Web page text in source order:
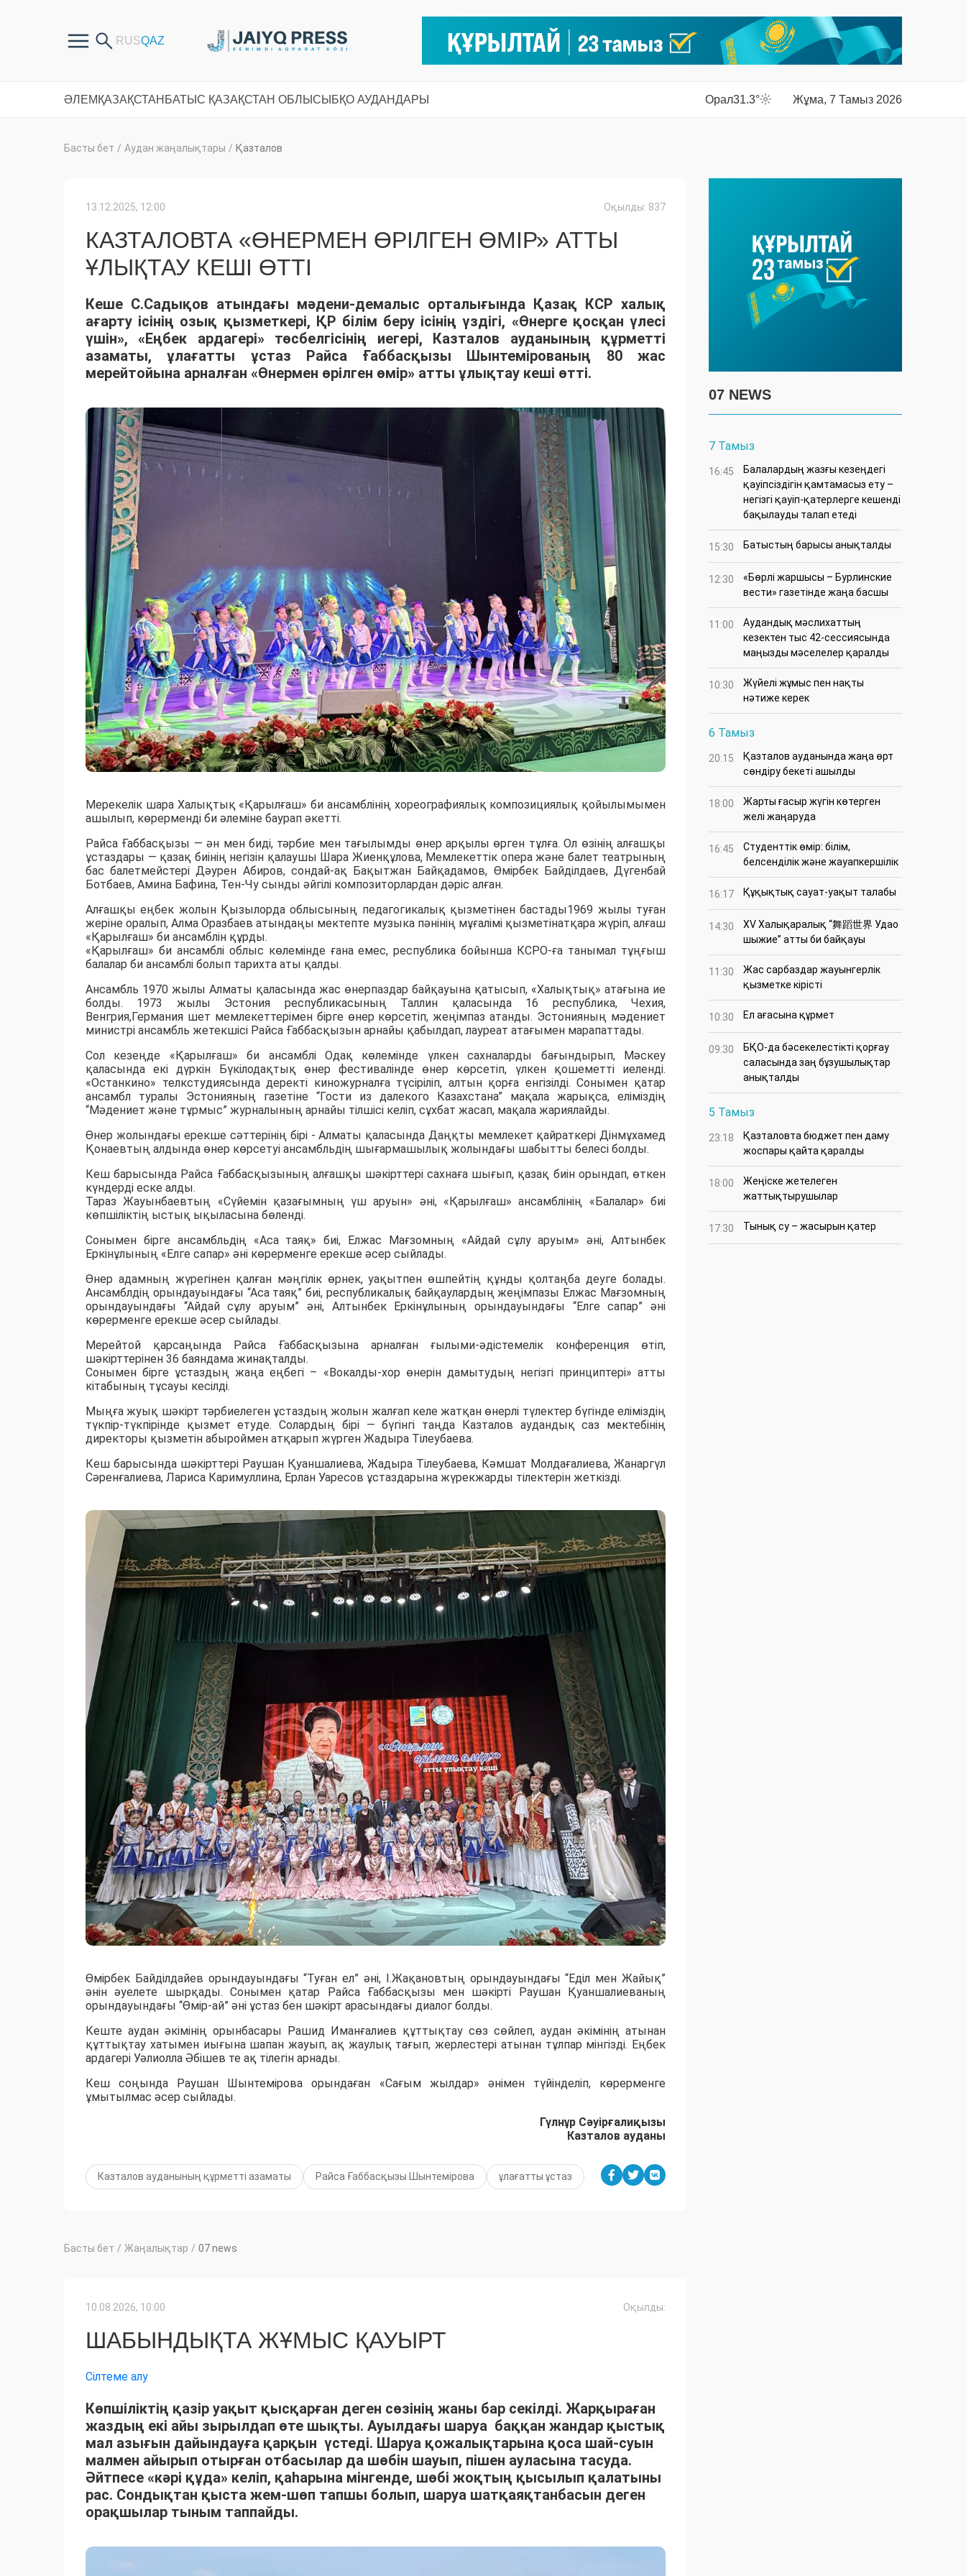
ӘЛЕМ ҚАЗАҚСТАН БАТЫС ҚАЗАҚСТАН ОБЛЫСЫ БҚО АУДАНДАРЫ Орал31.3° Жұма, 7 Тамыз 2026
Басты бет / Аудан жаңалықтары / Қазталов
13.12.2025, 12:00 Оқылды: 837
КАЗТАЛОВТА «ӨНЕРМЕН ӨРІЛГЕН ӨМІР» АТТЫ
ҰЛЫҚТАУ КЕШІ ӨТТІ
Кеше С.Садықов атындағы мәдени-демалыс орталығында Қазақ КСР халық
ағарту ісінің озық қызметкері, ҚР білім беру ісінің үздігі, «Өнерге қосқан үлесі
үшін», «Еңбек ардагері» төсбелгісінің иегері, Казталов ауданының құрметті
азаматы, ұлағатты ұстаз Райса Ғаббасқызы Шынтемірованың 80 жас
мерейтойына арналған «Өнермен өрілген өмір» атты ұлықтау кеші өтті.
Мерекелік шара Халықтық «Қарылғаш» би ансамблінің хореографиялық композициялық қойылымымен
ашылып, көрерменді би әлеміне баурап әкетті.
Райса Ғаббасқызы — ән мен биді, тәрбие мен тағылымды өнер арқылы өрген тұлға. Ол өзінің алғашқы
ұстаздары — қазақ биінің негізін қалаушы Шара Жиенқұлова, Мемлекеттік опера және балет театрының
бас балетмейстері Дәурен Абиров, сондай-ақ Бақытжан Байқадамов, Өмірбек Байділдаев, Дүгенбай
Ботбаев, Амина Бафина, Тен-Чу сынды әйгілі композиторлардан дәріс алған.
Алғашқы еңбек жолын Қызылорда облысының педагогикалық қызметінен бастады1969 жылы туған
жеріне оралып, Алма Оразбаев атындаңы мектепте музыка пәнінің мұғалімі қызметінатқара жүріп, алғаш
«Қарылғаш» би ансамблін құрды.
«Қарылғаш» би ансамблі облыс көлемінде ғана емес, республика бойынша КСРО-ға танымал тұңғыш
балалар би ансамблі болып тарихта аты қалды.
Ансамбль 1970 жылы Алматы қаласында жас өнерпаздар байқауына қатысып, «Халықтық» атағына ие
болды. 1973 жылы Эстония республикасының Таллин қаласында 16 республика, Чехия,
Венгрия,Германия шет мемлекеттерімен бірге өнер көрсетіп, жеңімпаз атанды. Эстонияның мәдениет
министрі ансамбль жетекшісі Райса Ғаббасқызын арнайы қабылдап, лауреат атағымен марапаттады.
Сол кезеңде «Қарылғаш» би ансамблі Одақ көлемінде үлкен сахналарды бағындырып, Мәскеу
қаласында екі дүркін Бүкілодақтық өнер фестивалінде өнер көрсетіп, үлкен қошеметті иеленді.
«Останкино» телкстудиясында деректі киножурналға түсіріліп, алтын қорға енгізілді. Сонымен қатар
ансамбл туралы Эстонияның газетіне “Гости из далекого Казахстана” мақала жарықса, еліміздің
“Мәдениет және тұрмыс” журналының арнайы тілшісі келіп, сұхбат жасап, мақала жариялайды.
Өнер жолындағы ерекше сәттерінің бірі - Алматы қаласында Даңқты мемлекет қайраткері Дінмұхамед
Қонаевтың алдында өнер көрсетуі ансамбльдің шығармашылық жолындағы шабытты белесі болды.
Кеш барысында Райса Ғаббасқызының алғашқы шәкірттері сахнаға шығып, қазақ биін орындап, өткен
күндерді еске алды.
Тараз Жауынбаевтың «Сүйемін қазағымның үш аруын» әні, «Қарылғаш» ансамблінің «Балалар» биі
көпшіліктің ыстық ықыласына бөленді.
Сонымен бірге ансамбльдің «Аса таяқ» биі, Елжас Мағзомның «Айдай сұлу аруым» әні, Алтынбек
Еркінұлының «Елге сапар» әні көрерменге ерекше әсер сыйлады.
Өнер адамның жүрегінен қалған мәңгілік өрнек, уақытпен өшпейтің құнды қолтаңба деуге болады.
Ансамблдің орындауындағы “Аса таяқ” биі, республикалық байқаулардың жеңімпазы Елжас Мағзомның
орындауындағы “Айдай сұлу аруым” әні, Алтынбек Еркінұлының орындауындағы “Елге сапар” әні
көрерменге ерекше әсер сыйлады.
Мерейтой қарсаңында Райса Ғаббасқызына арналған ғылыми-әдістемелік конференция өтіп,
шәкірттерінен 36 баяндама жинақталды.
Сонымен бірге ұстаздың жаңа еңбегі – «Вокалды-хор өнерін дамытудың негізгі принциптері» атты
кітабының тұсауы кесілді.
Мыңға жуық шәкірт тәрбиелеген ұстаздың жолын жалғап келе жатқан өнерлі түлектер бүгінде еліміздің
түкпір-түкпірінде қызмет етуде. Солардың бірі — бүгінгі таңда Казталов аудандық саз мектебінің
директоры қызметін абыроймен атқарып жүрген Жадыра Тілеубаева.
Кеш барысында шәкірттері Раушан Қуаншалиева, Жадыра Тілеубаева, Кәмшат Молдағалиева, Жанаргүл
Сәренғалиева, Лариса Каримуллина, Ерлан Уаресов ұстаздарына жүрекжарды тілектерін жеткізді.
Өмірбек Байділдайев орындауындағы “Туған ел” әні, І.Жақановтың орындауындағы “Еділ мен Жайық”
әнін әуелете шырқады. Сонымен қатар Райса Ғаббасқызы мен шәкірті Раушан Қуаншалиеваның
орындауындағы “Өмір-ай” әні ұстаз бен шәкірт арасындағы диалог болды.
Кеште аудан әкімінің орынбасары Рашид Иманғалиев құттықтау сөз сөйлеп, аудан әкімінің атынан
құттықтау хатымен иығына шапан жауып, ақ жаулық тағып, жерлестері атынан тұлпар мінгізді. Еңбек
ардагері Уәлиолла Әбішев те ақ тілегін арнады.
Кеш соңында Раушан Шынтемірова орындаған «Сағым жылдар» әнімен түйінделіп, көрерменге
ұмытылмас әсер сыйлады.
Гүлнұр Сәуірғалиқызы
Казталов ауданы
Казталов ауданының құрметті азаматы Райса Ғаббасқызы Шынтемірова ұлағатты ұстаз
Басты бет / Жаңалықтар / 07 news
10.08.2026, 10:00 Оқылды:
ШАБЫНДЫҚТА ЖҰМЫС ҚАУЫРТ
Сілтеме алу
Көпшіліктің қазір уақыт қысқарған деген сөзінің жаны бар секілді. Жарқыраған
жаздың екі айы зырылдап өте шықты. Ауылдағы шаруа баққан жандар қыстық
мал азығын дайындауға қарқын үстеді. Шаруа қожалықтарына қоса шай-суын
малмен айырып отырған отбасылар да шөбін шауып, пішен ауласына тасуда.
Әйтпесе «кәрі құда» келіп, қаһарына мінгенде, шөбі жоқтың қысылып қалатыны
рас. Сондықтан қыста жем-шөп тапшы болып, шаруа шатқаяқтанбасын деген
орақшылар тыным таппайды.
07 NEWS
7 Тамыз
16:45
Балалардың жазғы кезеңдегі
қауіпсіздігін қамтамасыз ету –
негізгі қауіп-қатерлерге кешенді
бақылауды талап етеді
15:30 Батыстың барысы анықталды
12:30
«Бөрлі жаршысы – Бурлинские
вести» газетінде жаңа басшы
11:00
Аудандық мәслихаттың
кезектен тыс 42-сессиясында
маңызды мәселелер қаралды
10:30
Жүйелі жұмыс пен нақты
нәтиже керек
6 Тамыз
20:15
Қазталов ауданында жаңа өрт
сөндіру бекеті ашылды
18:00
Жарты ғасыр жүгін көтерген
желі жаңаруда
16:45
Студенттік өмір: білім,
белсенділік және жауапкершілік
16:17 Құқықтық сауат-уақыт талабы
14:30
XV Халықаралық “舞蹈世界 Удао
шыжие” атты би байқауы
11:30
Жас сарбаздар жауынгерлік
қызметке кірісті
10:30 Ел ағасына құрмет
09:30
БҚО-да бәсекелестікті қорғау
саласында заң бұзушылықтар
анықталды
5 Тамыз
23:18
Қазталовта бюджет пен даму
жоспары қайта қаралды
18:00
Жеңіске жетелеген
жаттықтырушылар
17:30 Тынық су – жасырын қатер